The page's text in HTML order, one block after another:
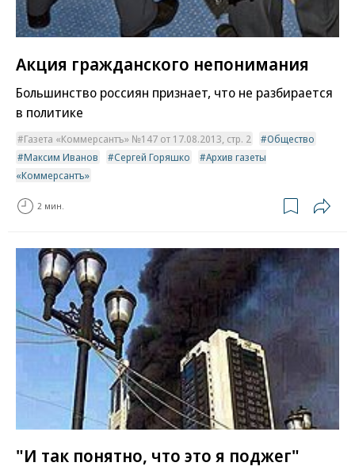
Акция гражданского непонимания
Большинство россиян признает, что не разбирается
в политике
Газета «Коммерсантъ» №147 от 17.08.2013, стр. 2
Общество
Максим Иванов
Сергей Горяшко
Архив газеты
«Коммерсантъ»
2 мин.
"И так понятно, что это я поджег"